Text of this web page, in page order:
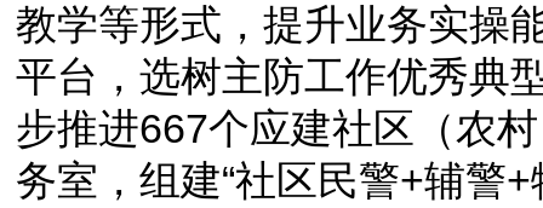
教学等形式，提升业务实操
平台，选树主防工作优秀典
步推进667个应建社区（农
务室，组建“社区民警+辅警